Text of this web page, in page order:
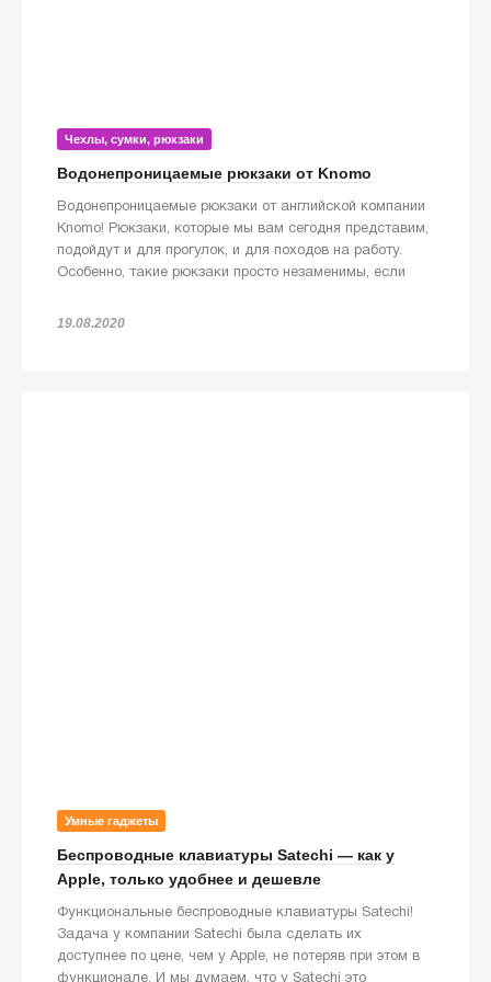
Чехлы, сумки, рюкзаки
Водонепроницаемые рюкзаки от Knomo
Водонепроницаемые рюкзаки от английской компании
Knomo! Рюкзаки, которые мы вам сегодня представим,
подойдут и для прогулок, и для походов на работу.
Особенно, такие рюкзаки просто незаменимы, если
19.08.2020
Умные гаджеты
Беспроводные клавиатуры Satechi — как у
Apple, только удобнее и дешевле
Функциональные беспроводные клавиатуры Satechi!
Задача у компании Satechi была сделать их
доступнее по цене, чем у Apple, не потеряв при этом в
функционале. И мы думаем, что у Satechi это